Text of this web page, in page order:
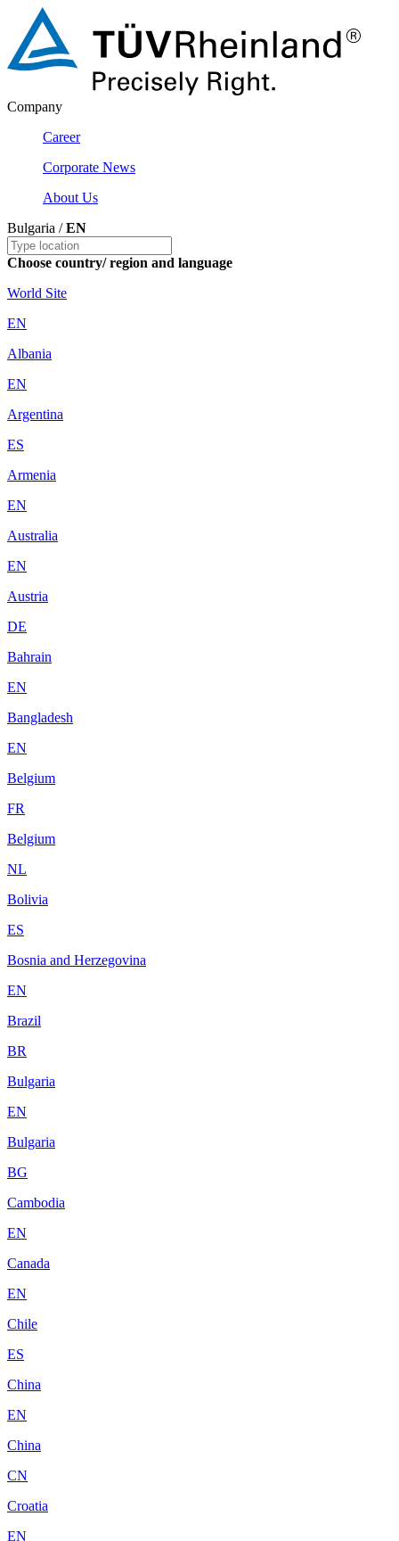
Company
Career
Corporate News
About Us
Bulgaria /EN
Choose country/ region and language
World Site
EN
Albania
EN
Argentina
ES
Armenia
EN
Australia
EN
Austria
DE
Bahrain
EN
Bangladesh
EN
Belgium
FR
Belgium
NL
Bolivia
ES
Bosnia and Herzegovina
EN
Brazil
BR
Bulgaria
EN
Bulgaria
BG
Cambodia
EN
Canada
EN
Chile
ES
China
EN
China
CN
Croatia
EN